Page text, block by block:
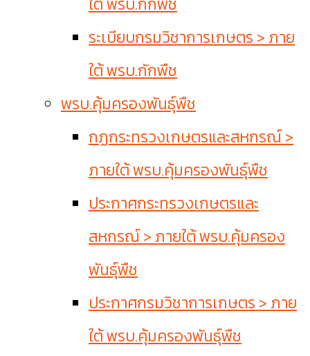
ระเบียบกรมวิชาการเกษตร > ภาย
ใต้ พรบ.กักพืช
พรบ.คุ้มครองพันธุ์พืช
กฏกระทรวงเกษตรและสหกรณ์ >
ภายใต้ พรบ.คุ้มครองพันธุ์พืช
ประกาศกระทรวงเกษตรและ
สหกรณ์ > ภายใต้ พรบ.คุ้มครอง
พันธุ์พืช
ประกาศกรมวิชาการเกษตร > ภาย
ใต้ พรบ.คุ้มครองพันธุ์พืช